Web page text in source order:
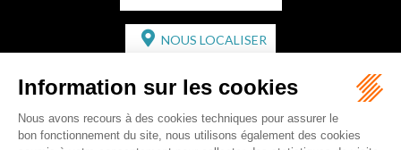
NOUS LOCALISER
CABINET SECONDAIRE
2 bis Avenue de l'Europe
33350 ST MAGNE-DE-CASTILLON